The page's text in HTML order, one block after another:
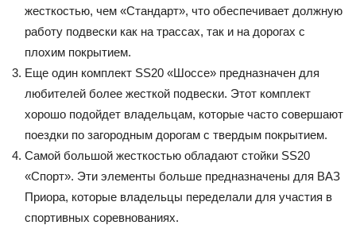
жесткостью, чем «Стандарт», что обеспечивает должную
работу подвески как на трассах, так и на дорогах с
плохим покрытием.
Еще один комплект SS20 «Шоссе» предназначен для
любителей более жесткой подвески. Этот комплект
хорошо подойдет владельцам, которые часто совершают
поездки по загородным дорогам с твердым покрытием.
Самой большой жесткостью обладают стойки SS20
«Спорт». Эти элементы больше предназначены для ВАЗ
Приора, которые владельцы переделали для участия в
спортивных соревнованиях.